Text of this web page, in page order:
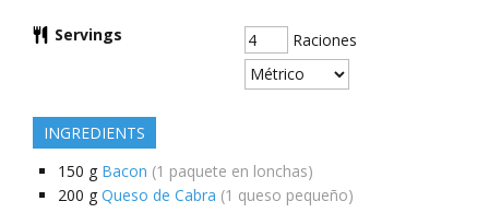
Servings Raciones
INGREDIENTS
150 g Bacon (1 paquete en lonchas)
200 g Queso de Cabra (1 queso pequeño)